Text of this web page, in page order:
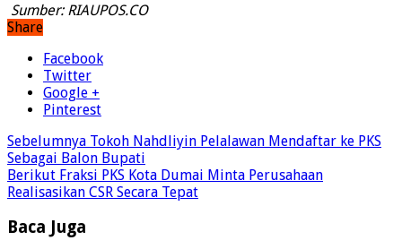
Sumber: RIAUPOS.CO
Share
Facebook
Twitter
Google +
Pinterest
Sebelumnya Tokoh Nahdliyin Pelalawan Mendaftar ke PKS
Sebagai Balon Bupati
Berikut Fraksi PKS Kota Dumai Minta Perusahaan
Realisasikan CSR Secara Tepat
Baca Juga